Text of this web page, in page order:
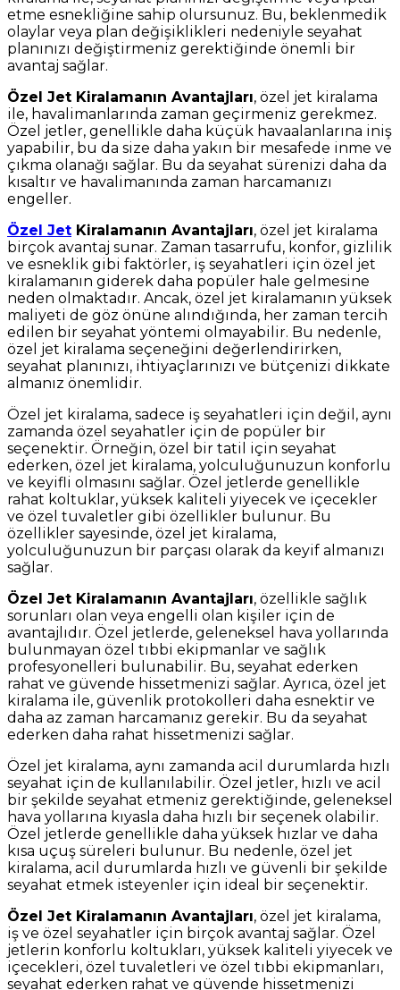
etme esnekliğine sahip olursunuz. Bu, beklenmedik
olaylar veya plan değişiklikleri nedeniyle seyahat
planınızı değiştirmeniz gerektiğinde önemli bir
avantaj sağlar.
Özel Jet Kiralamanın Avantajları, özel jet kiralama
ile, havalimanlarında zaman geçirmeniz gerekmez.
Özel jetler, genellikle daha küçük havaalanlarına iniş
yapabilir, bu da size daha yakın bir mesafede inme ve
çıkma olanağı sağlar. Bu da seyahat sürenizi daha da
kısaltır ve havalimanında zaman harcamanızı
engeller.
Özel Jet Kiralamanın Avantajları, özel jet kiralama
birçok avantaj sunar. Zaman tasarrufu, konfor, gizlilik
ve esneklik gibi faktörler, iş seyahatleri için özel jet
kiralamanın giderek daha popüler hale gelmesine
neden olmaktadır. Ancak, özel jet kiralamanın yüksek
maliyeti de göz önüne alındığında, her zaman tercih
edilen bir seyahat yöntemi olmayabilir. Bu nedenle,
özel jet kiralama seçeneğini değerlendirirken,
seyahat planınızı, ihtiyaçlarınızı ve bütçenizi dikkate
almanız önemlidir.
Özel jet kiralama, sadece iş seyahatleri için değil, aynı
zamanda özel seyahatler için de popüler bir
seçenektir. Örneğin, özel bir tatil için seyahat
ederken, özel jet kiralama, yolculuğunuzun konforlu
ve keyifli olmasını sağlar. Özel jetlerde genellikle
rahat koltuklar, yüksek kaliteli yiyecek ve içecekler
ve özel tuvaletler gibi özellikler bulunur. Bu
özellikler sayesinde, özel jet kiralama,
yolculuğunuzun bir parçası olarak da keyif almanızı
sağlar.
Özel Jet Kiralamanın Avantajları, özellikle sağlık
sorunları olan veya engelli olan kişiler için de
avantajlıdır. Özel jetlerde, geleneksel hava yollarında
bulunmayan özel tıbbi ekipmanlar ve sağlık
profesyonelleri bulunabilir. Bu, seyahat ederken
rahat ve güvende hissetmenizi sağlar. Ayrıca, özel jet
kiralama ile, güvenlik protokolleri daha esnektir ve
daha az zaman harcamanız gerekir. Bu da seyahat
ederken daha rahat hissetmenizi sağlar.
Özel jet kiralama, aynı zamanda acil durumlarda hızlı
seyahat için de kullanılabilir. Özel jetler, hızlı ve acil
bir şekilde seyahat etmeniz gerektiğinde, geleneksel
hava yollarına kıyasla daha hızlı bir seçenek olabilir.
Özel jetlerde genellikle daha yüksek hızlar ve daha
kısa uçuş süreleri bulunur. Bu nedenle, özel jet
kiralama, acil durumlarda hızlı ve güvenli bir şekilde
seyahat etmek isteyenler için ideal bir seçenektir.
Özel Jet Kiralamanın Avantajları, özel jet kiralama,
iş ve özel seyahatler için birçok avantaj sağlar. Özel
jetlerin konforlu koltukları, yüksek kaliteli yiyecek ve
içecekleri, özel tuvaletleri ve özel tıbbi ekipmanları,
seyahat ederken rahat ve güvende hissetmenizi